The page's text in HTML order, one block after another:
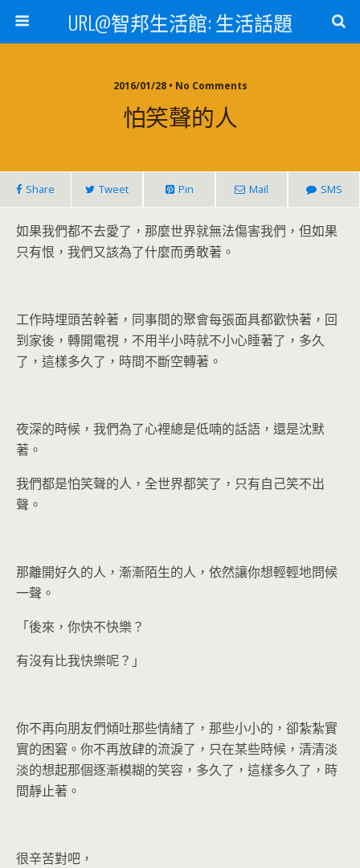
URL@智邦生活館: 生活話題
2016/01/28 • No Comments
怕笑聲的人
Share Tweet Pin Mail SMS
如果我們都不去愛了，那麼世界就無法傷害我們，但如果
只有恨，我們又該為了什麼而勇敢著。
工作時埋頭苦幹著，同事間的聚會每張面具都歡快著，回
到家後，轉開電視，不用半小時就不小心睡著了，多久
了，這樣多久了，時間不斷空轉著。
夜深的時候，我們為了心裡總是低喃的話語，還是沈默
著。
我們都是怕笑聲的人，全世界都笑了，只有自己笑不出
聲。
那離開好久的人，漸漸陌生的人，依然讓你想輕輕地問候
一聲。
「後來，你快不快樂？
有沒有比我快樂呢？」
你不再向朋友們傾吐那些情緒了，那些小小的，卻紮紮實
實的困窘。你不再放肆的流淚了，只在某些時候，清清淡
淡的想起那個逐漸模糊的笑容，多久了，這樣多久了，時
間靜止著。
很辛苦對吧，